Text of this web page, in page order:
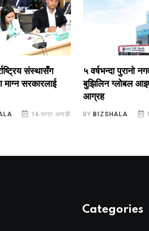
संस्थासँग
सरकारलाई
16 घण्टा अगाडी
५ वर्षभन्दा पुरानो नगद
बुझिलिन ग्लोबल आइएमई
आग्रह
BY BIZSHALA 1 दिन
Categories